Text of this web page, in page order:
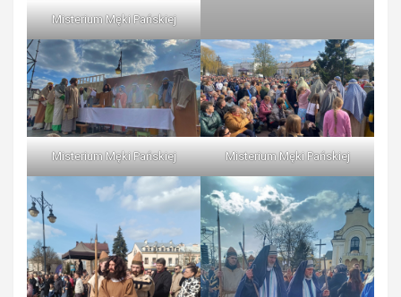
Misterium Męki Pańskiej
Misterium Męki Pańskiej Misterium Męki Pańskiej